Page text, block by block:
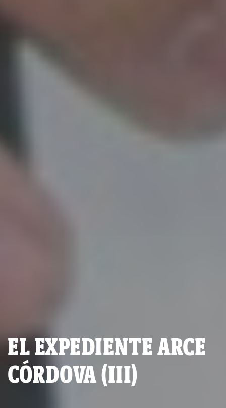
EL EXPEDIENTE ARCE
CÓRDOVA (III)